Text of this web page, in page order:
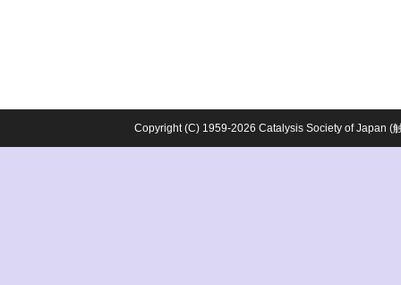
Copyright (C) 1959-2026 Catalysis Society of Japan (